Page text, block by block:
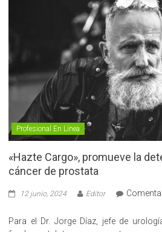
Profesional En Línea
«Hazte Cargo», promueve la
cáncer de prostata
12 junio, 2024 Editor
Para el Dr. Jorge Díaz, jefe de